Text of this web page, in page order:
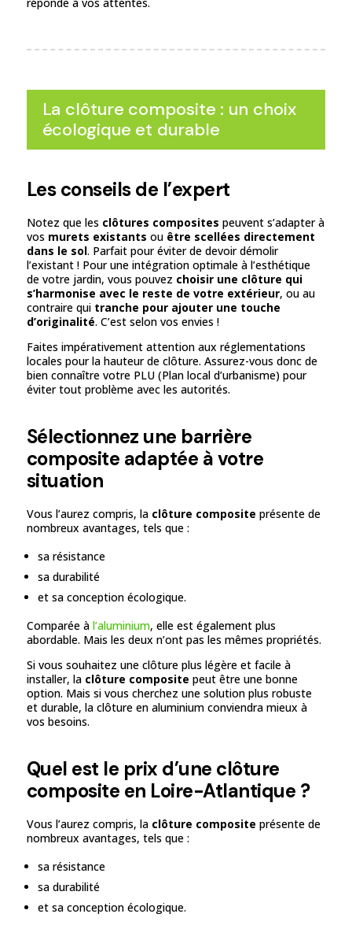
La clôture composite : un choix
écologique et durable
Les conseils de l’expert
Notez que les clôtures composites peuvent s’adapter à
vos murets existants ou être scellées directement
dans le sol. Parfait pour éviter de devoir démolir
l’existant ! Pour une intégration optimale à l’esthétique
de votre jardin, vous pouvez choisir une clôture qui
s’harmonise avec le reste de votre extérieur, ou au
contraire qui tranche pour ajouter une touche
d’originalité. C’est selon vos envies !
Faites impérativement attention aux réglementations
locales pour la hauteur de clôture. Assurez-vous donc de
bien connaître votre PLU (Plan local d’urbanisme) pour
éviter tout problème avec les autorités.
Sélectionnez une barrière
composite adaptée à votre
situation
Vous l’aurez compris, la clôture composite présente de
nombreux avantages, tels que :
sa résistance
sa durabilité
et sa conception écologique.
Comparée à l’aluminium, elle est également plus
abordable. Mais les deux n’ont pas les mêmes propriétés.
Si vous souhaitez une clôture plus légère et facile à
installer, la clôture composite peut être une bonne
option. Mais si vous cherchez une solution plus robuste
et durable, la clôture en aluminium conviendra mieux à
vos besoins.
Quel est le prix d’une clôture
composite en Loire-Atlantique ?
Vous l’aurez compris, la clôture composite présente de
nombreux avantages, tels que :
sa résistance
sa durabilité
et sa conception écologique.